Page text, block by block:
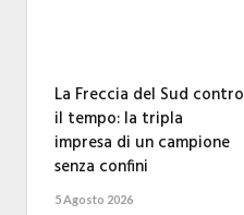
La Freccia del Sud contro
il tempo: la tripla
impresa di un campione
senza confini
5 Agosto 2026